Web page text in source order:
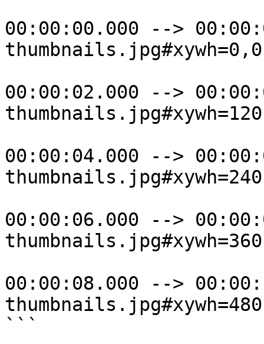
00:00:00.000 -->
00:00:02.000 -->
00:00:04.000 -->
00:00:06.000 -->
00:00:08.000 -->
```